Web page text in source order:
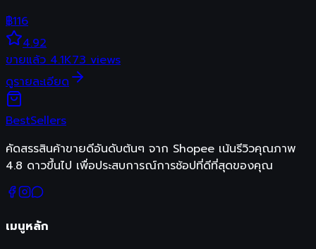
฿116
4.92
ขายแล้ว 4.1K73 views
ดูรายละเอียด
BestSellers
คัดสรรสินค้าขายดีอันดับต้นๆ จาก Shopee เน้นรีวิวคุณภาพ
4.8 ดาวขึ้นไป เพื่อประสบการณ์การช้อปที่ดีที่สุดของคุณ
เมนูหลัก